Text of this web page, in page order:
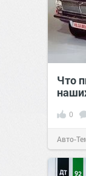
Что
0
Авто-